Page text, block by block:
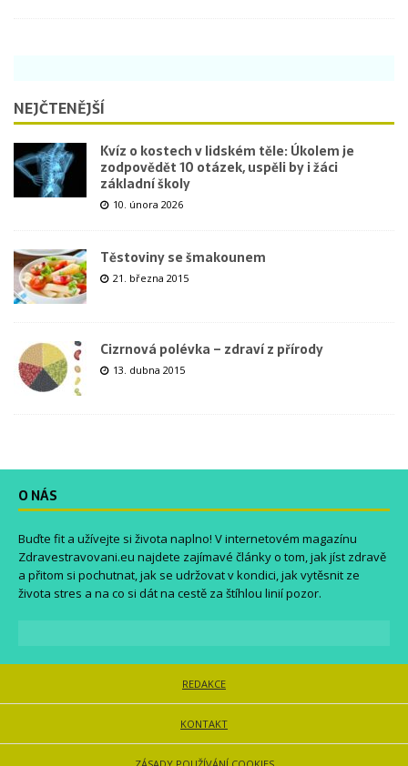
NEJČTENĚJŠÍ
Kvíz o kostech v lidském těle: Úkolem je
zodpovědět 10 otázek, uspěli by i žáci
základní školy
10. února 2026
Těstoviny se šmakounem
21. března 2015
Cizrnová polévka – zdraví z přírody
13. dubna 2015
O NÁS
Buďte fit a užívejte si života naplno! V internetovém magazínu
Zdravestravovani.eu najdete zajímavé články o tom, jak jíst zdravě
a přitom si pochutnat, jak se udržovat v kondici, jak vytěsnit ze
života stres a na co si dát na cestě za štíhlou linií pozor.
REDAKCE
KONTAKT